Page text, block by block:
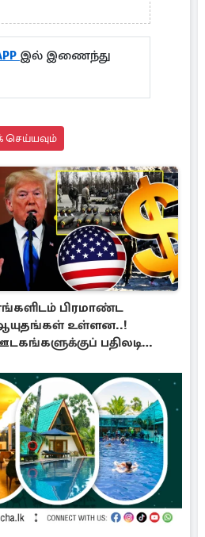
இல் இணைந்து
செய்யவும்
பிரமாண்ட
உள்ளன..!
பதிலடி